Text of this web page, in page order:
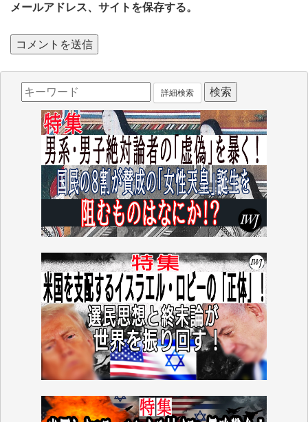
メールアドレス、サイトを保存する。
詳細検索